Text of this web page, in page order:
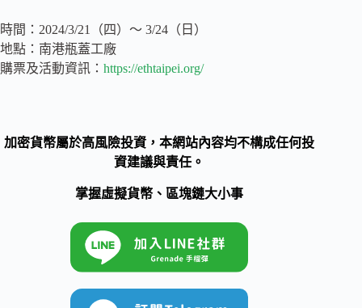
時間：2024/3/21（四）～ 3/24（日）
地點：南港瓶蓋工廠
購票及活動資訊： https://ethtaipei.org/
加密貨幣屬於高風險投資，本網站內容均不構成任何投
資建議與責任。
掌握虛擬貨幣、區塊鏈大小事